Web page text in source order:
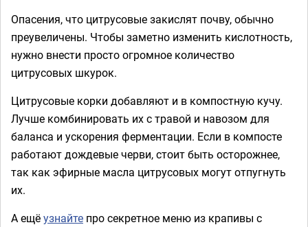
Опасения, что цитрусовые закислят почву, обычно
преувеличены. Чтобы заметно изменить кислотность,
нужно внести просто огромное количество
цитрусовых шкурок.
Цитрусовые корки добавляют и в компостную кучу.
Лучше комбинировать их с травой и навозом для
баланса и ускорения ферментации. Если в компосте
работают дождевые черви, стоит быть осторожнее,
так как эфирные масла цитрусовых могут отпугнуть
их.
А ещёузнайте про секретное меню из крапивы с